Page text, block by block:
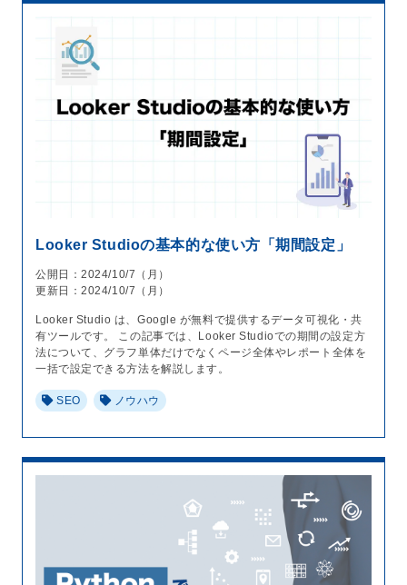
Looker Studioの基本的な使い方「期間設定」
公開日：2024/10/7（月）
更新日：2024/10/7（月）
Looker Studio は、Google が無料で提供するデータ可視化・共
有ツールです。 この記事では、Looker Studioでの期間の設定方
法について、グラフ単体だけでなくページ全体やレポート全体を
一括で設定できる方法を解説します。
SEO ノウハウ